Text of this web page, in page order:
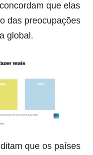
que elas
das preocupações
global.
que os países